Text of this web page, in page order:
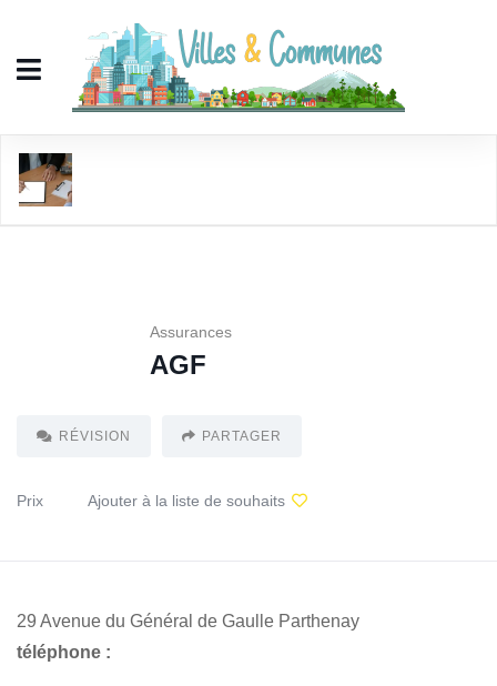
Assurances
AGF
RÉVISION PARTAGER
Prix Ajouter à la liste de souhaits
29 Avenue du Général de Gaulle Parthenay
téléphone :